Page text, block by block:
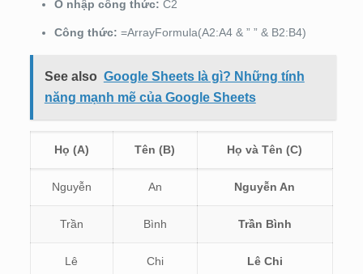
Ô nhập công thức: C2
Công thức: =ArrayFormula(A2:A4 & ” ” & B2:B4)
See also Google Sheets là gì? Những tính
năng mạnh mẽ của Google Sheets
Họ (A) Tên (B) Họ và Tên (C)
Nguyễn An Nguyễn An
Trần Bình Trần Bình
Lê Chi Lê Chi